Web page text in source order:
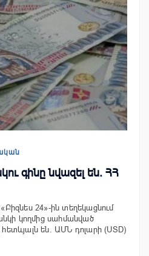
գինը նվազել են. ՀՀ
24»-ին տեղեկացնում
կողմից սահմանված
են. ԱՄՆ դոլարի (USD)